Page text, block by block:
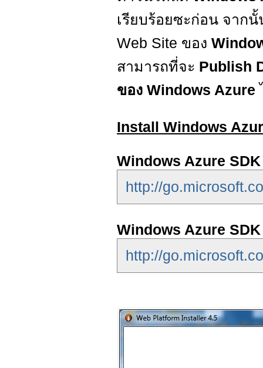
เรียบร้อยซะก่อน จาก
Web Site ของ
สามารถที่จะ Publish
ของ Windows Azure
Install Windows
Windows Azure
http://
Windows Azure
http://